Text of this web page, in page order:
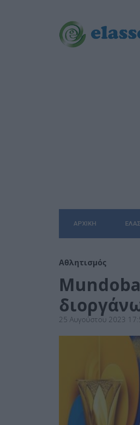
ΑΡΧΙΚΉ
Αθλητισμός
25 Αυγούστου 2023